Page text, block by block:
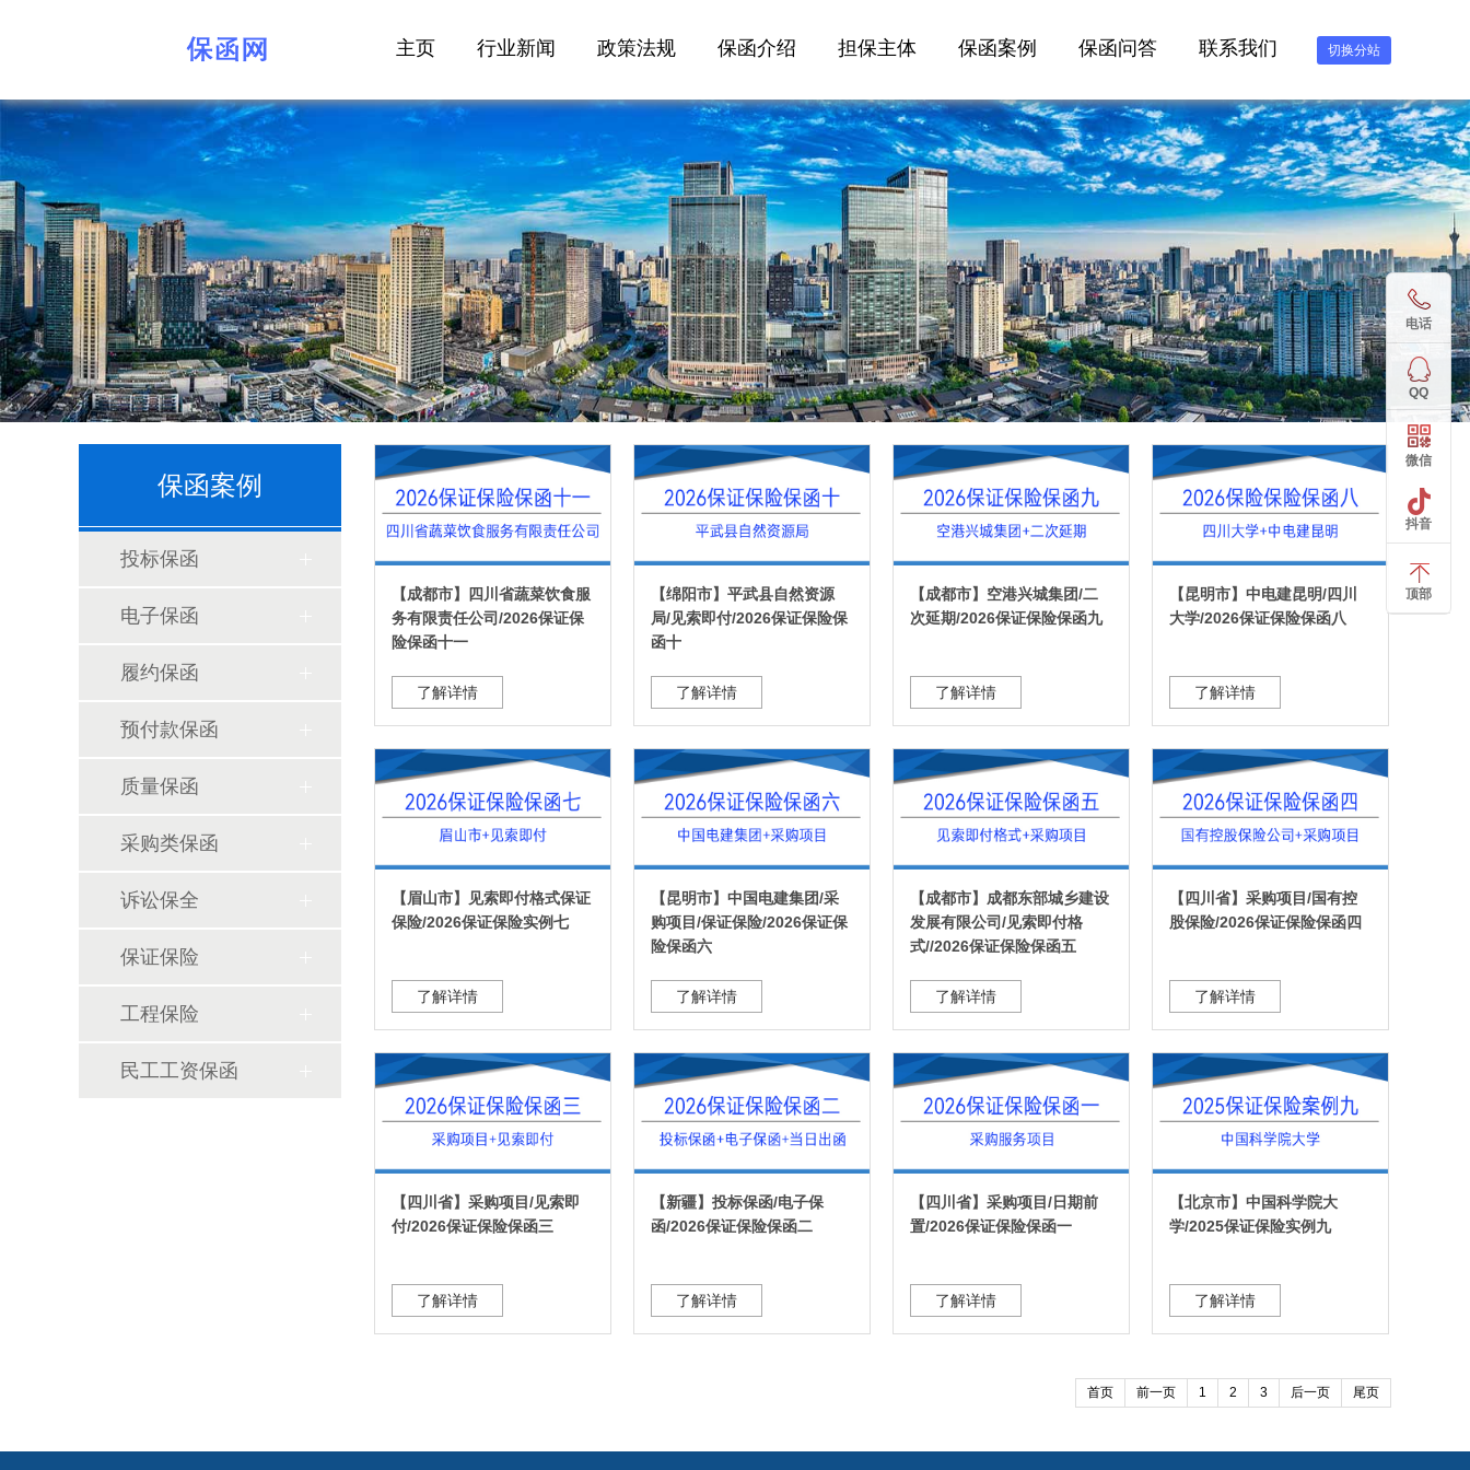
切换分站
主页 行业新闻 政策法规 保函介绍 担保主体 保函案例 保函问答 联系我们
保函案例
投标保函
电子保函
履约保函
预付款保函
质量保函
采购类保函
诉讼保全
保证保险
工程保险
民工工资保函
【成都市】四川省蔬菜饮食服
务有限责任公司/2026保证保
险保函十一
了解详情
【绵阳市】平武县自然资源
局/见索即付/2026保证保险保
函十
了解详情
【成都市】空港兴城集团/二
次延期/2026保证保险保函九
了解详情
【昆明市】中电建昆明/四川
大学/2026保证保险保函八
了解详情
【眉山市】见索即付格式保证
保险/2026保证保险实例七
了解详情
【昆明市】中国电建集团/采
购项目/保证保险/2026保证保
险保函六
了解详情
【成都市】成都东部城乡建设
发展有限公司/见索即付格
式//2026保证保险保函五
了解详情
【四川省】采购项目/国有控
股保险/2026保证保险保函四
了解详情
【四川省】采购项目/见索即
付/2026保证保险保函三
了解详情
【新疆】投标保函/电子保
函/2026保证保险保函二
了解详情
【四川省】采购项目/日期前
置/2026保证保险保函一
了解详情
【北京市】中国科学院大
学/2025保证保险实例九
了解详情
首页 前一页 1 2 3 后一页 尾页
电话
QQ
微信
抖音
顶部